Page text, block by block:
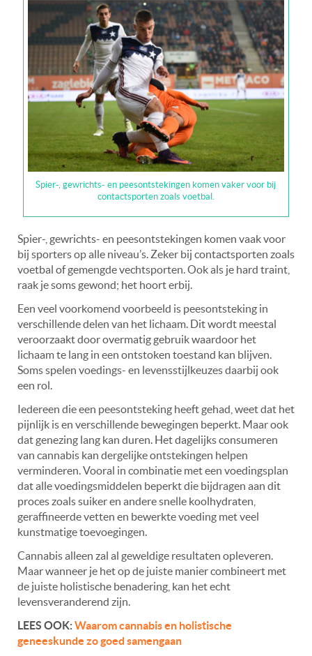
Spier-, gewrichts- en peesontstekingen komen vaker voor bij
contactsporten zoals voetbal.
Spier-, gewrichts- en peesontstekingen komen vaak voor
bij sporters op alle niveau’s. Zeker bij contactsporten zoals
voetbal of gemengde vechtsporten. Ook als je hard traint,
raak je soms gewond; het hoort erbij.
Een veel voorkomend voorbeeld is peesontsteking in
verschillende delen van het lichaam. Dit wordt meestal
veroorzaakt door overmatig gebruik waardoor het
lichaam te lang in een ontstoken toestand kan blijven.
Soms spelen voedings- en levensstijlkeuzes daarbij ook
een rol.
Iedereen die een peesontsteking heeft gehad, weet dat het
pijnlijk is en verschillende bewegingen beperkt. Maar ook
dat genezing lang kan duren. Het dagelijks consumeren
van cannabis kan dergelijke ontstekingen helpen
verminderen. Vooral in combinatie met een voedingsplan
dat alle voedingsmiddelen beperkt die bijdragen aan dit
proces zoals suiker en andere snelle koolhydraten,
geraffineerde vetten en bewerkte voeding met veel
kunstmatige toevoegingen.
Cannabis alleen zal al geweldige resultaten opleveren.
Maar wanneer je het op de juiste manier combineert met
de juiste holistische benadering, kan het echt
levensveranderend zijn.
LEES OOK:Waarom cannabis en holistische
geneeskunde zo goed samengaan